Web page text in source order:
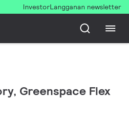
InvestorLangganan newsletter
Greenspace Flex